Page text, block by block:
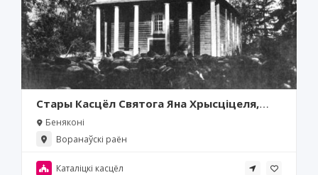
Стары Касцёл Святога Яна Хрысціцеля,
Беняконі
Беняконі
Воранаўскі раён
Каталіцкі касцёл